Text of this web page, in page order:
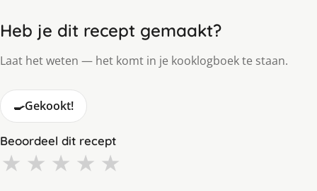
Heb je dit recept gemaakt?
Laat het weten — het komt in je kooklogboek te staan.
🍳Gekookt!
Beoordeel dit recept
★ ★ ★ ★ ★